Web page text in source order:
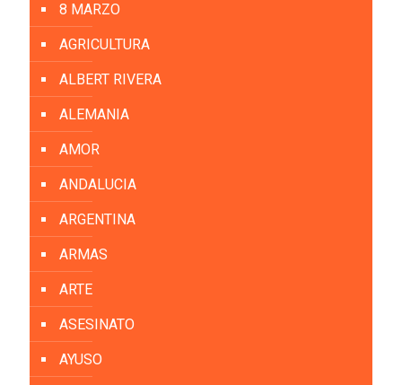
8 MARZO
AGRICULTURA
ALBERT RIVERA
ALEMANIA
AMOR
ANDALUCIA
ARGENTINA
ARMAS
ARTE
ASESINATO
AYUSO